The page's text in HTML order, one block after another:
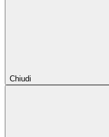
Chiudi